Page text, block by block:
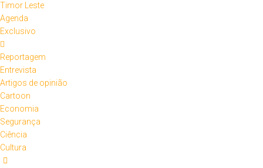
Timor Leste
Agenda
Exclusivo
Reportagem
Entrevista
Artigos de opinião
Cartoon
Economia
Segurança
Ciência
Cultura